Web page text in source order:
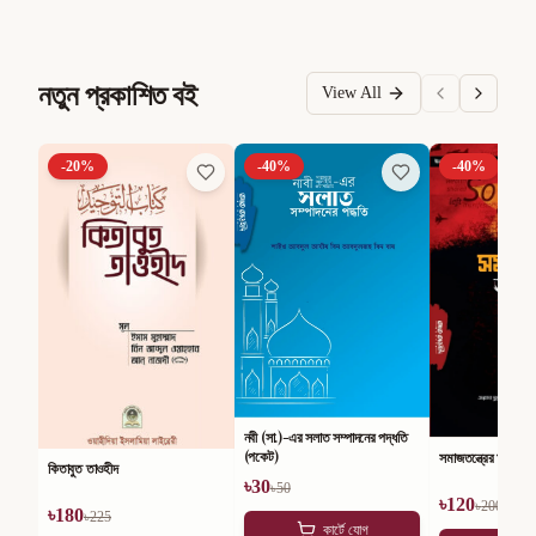
নতুন প্রকাশিত বই View All
-20%
কিতাবুত তাওহীদ
৳180৳225
-40%
নবী (সা.)-এর সলাত সম্পাদনের পদ্ধতি
(পকেট)
৳30৳50
কার্টে যোগ
-40%
সমাজতন্ত্রের অসারতা
৳120৳200